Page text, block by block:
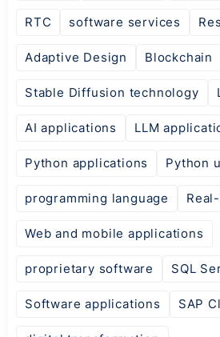
RTC software services
Adaptive Design Blockchain
Stable Diffusion technology
AI applications LLM
Python applications Python
programming language
Web and mobile applications
proprietary software SQL
Software applications SAP